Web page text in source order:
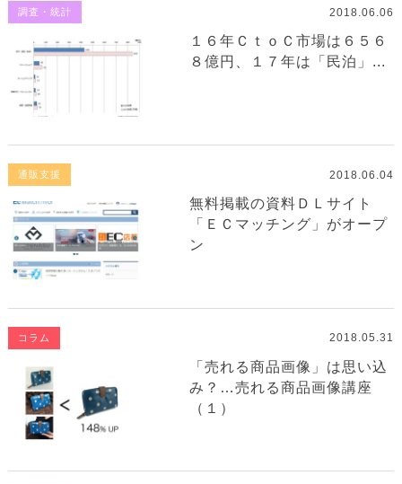
調査・統計 2018.06.06
１６年ＣｔｏＣ市場は６５６
８億円、１７年は「民泊」...
通販支援 2018.06.04
無料掲載の資料ＤＬサイト
「ＥＣマッチング」がオープ
ン
コラム 2018.05.31
「売れる商品画像」は思い込
み？…売れる商品画像講座
（１）